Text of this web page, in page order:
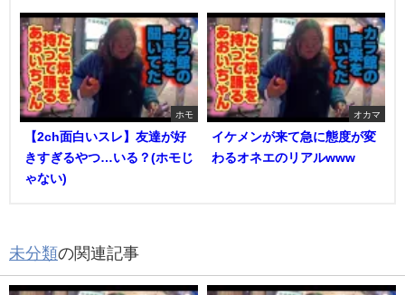
ホモ
【2ch面白いスレ】友達が好
きすぎるやつ…いる？(ホモじ
ゃない)
オカマ
イケメンが来て急に態度が変
わるオネエのリアルwww
未分類の関連記事